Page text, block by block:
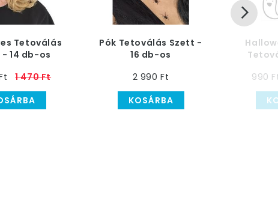
Tetoválás
14 db-os
1 470 Ft
Pók Tetoválás Szett -
16 db-os
2 990 Ft
KOSÁRBA
990